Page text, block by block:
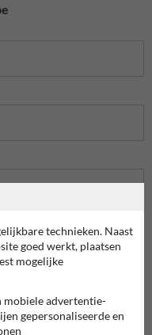
technieken. Naast
goed werkt, plaatsen
mogelijke
mobiele advertentie-
gepersonaliseerde en